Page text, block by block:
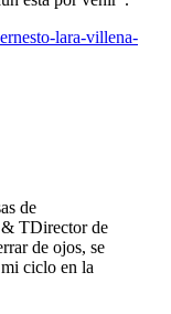
lara-villena-
de
TDirector de
de ojos, se
ciclo en la